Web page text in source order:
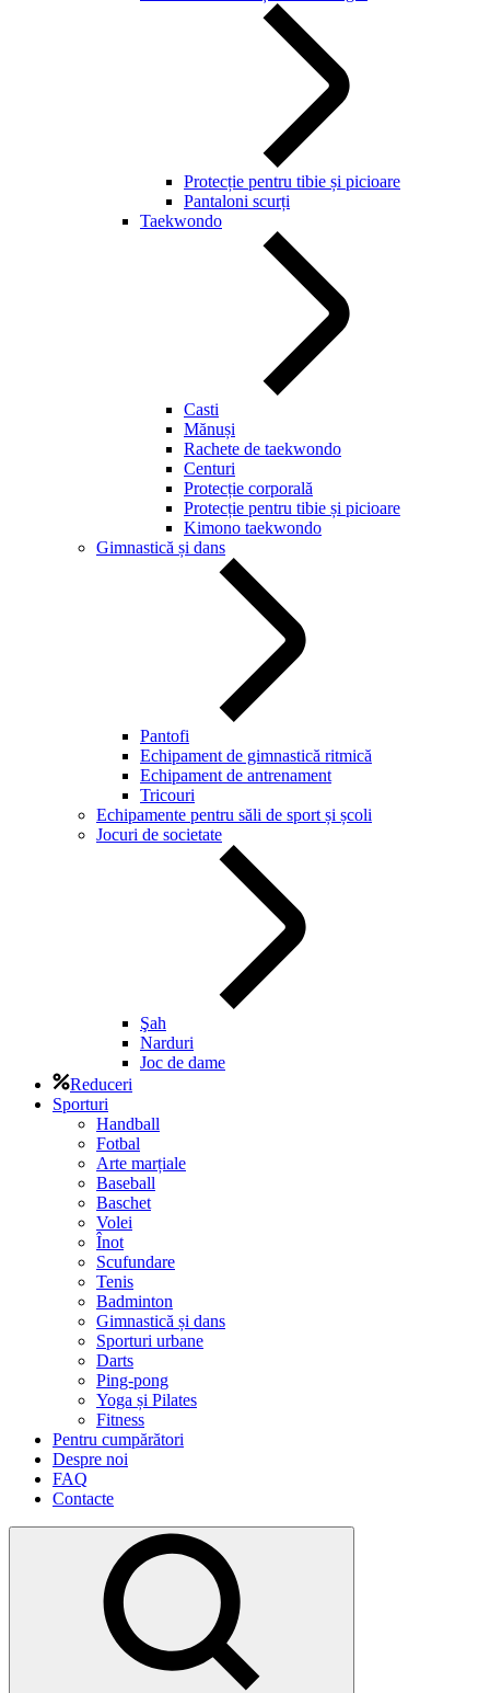
Protecție pentru tibie și picioare
Pantaloni scurți
Taekwondo
Casti
Mănuși
Rachete de taekwondo
Centuri
Protecție corporală
Protecție pentru tibie și picioare
Kimono taekwondo
Gimnastică și dans
Pantofi
Echipament de gimnastică ritmică
Echipament de antrenament
Tricouri
Echipamente pentru săli de sport și școli
Jocuri de societate
Şah
Narduri
Joc de dame
Reduceri
Sporturi
Handball
Fotbal
Arte marțiale
Baseball
Baschet
Volei
Înot
Scufundare
Tenis
Badminton
Gimnastică și dans
Sporturi urbane
Darts
Ping-pong
Yoga și Pilates
Fitness
Pentru cumpărători
Despre noi
FAQ
Contacte